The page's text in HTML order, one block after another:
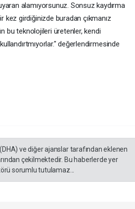
alamıyorsunuz. Sonsuz kaydırma
girdiğinizde buradan çıkmanız
bu teknolojileri üretenler, kendi
değerlendirmesinde
ve diğer ajanslar tarafından eklenen
çekilmektedir. Bu haberlerde yer
sorumlu tutulamaz...